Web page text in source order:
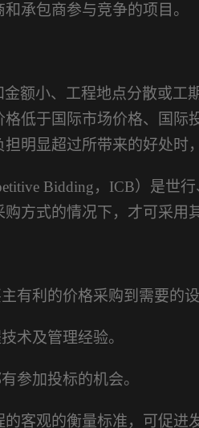
承包商参与竞争的项目。
额小、工程地点分散或工
低于国际市场价格、国际
明显超过所带来的好处时
Bidding，ICB）是世
方式的情况下，才可采用
有利的价格采购到需要的设
术及管理经验。
参加投标的机会。
客观的衡量标准，可促进